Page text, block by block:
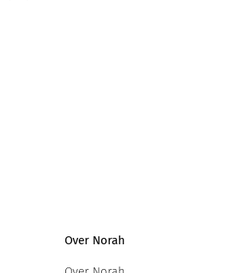
Over Norah